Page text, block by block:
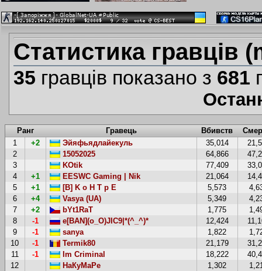
Статистика гравців
35 гравців показано з 681
Ранг Гравець Вбивств
1
+2 Эйяфьядлайекуль 35,014
2
15052025 64,866
3
KOtik 77,409
4
+1 EESWC Gaming | Nik 21,064
5
+1 [B] K o H T p E 5,573
6
+4 Vasya (UA) 5,349
7
+2 bYt1RaT 1,775
8
-1 e[BAN](o_O)JIC9|*(^_^)* 12,424
9
-1 sanya 1,822
10
-1 Termik80 21,179
11
-1 Im Criminal 18,222
12
НаКуМаРе 1,302